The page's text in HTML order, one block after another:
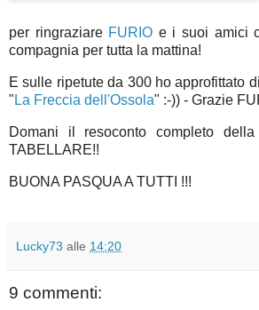
per ringraziare FURIO e i suoi amici
compagnia per tutta la mattina!
E sulle ripetute da 300 ho approfittato
" La Freccia dell'Ossola" :-)) - Grazie
Domani il resoconto completo della
TABELLARE!!
BUONA PASQUA A TUTTI !!!
Lucky73 alle 14:20
9 commenti: